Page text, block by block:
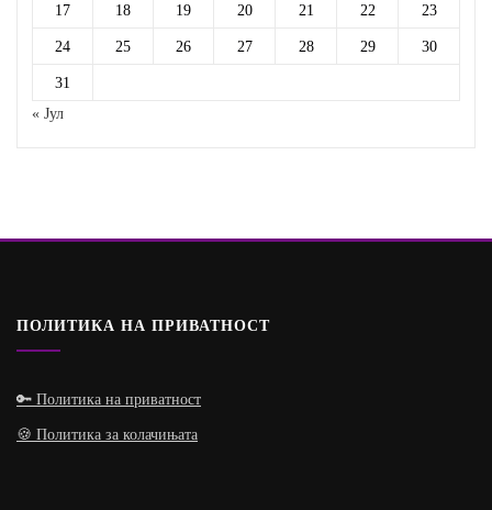
17 18 19 20 21 22 23
24 25 26 27 28 29 30
31
« Јул
ПОЛИТИКА НА ПРИВАТНОСТ
🔑 Политика на приватност
🍪 Политика за колачињата